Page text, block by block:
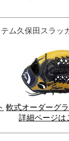
テム久保田スラ
軟式オーダーグ
詳細ページは